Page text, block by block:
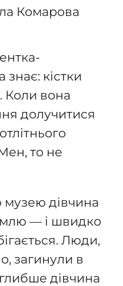
Комарова
кістки
Коли вона
долучитися
то не
музею дівчина
— і швидко
Люди,
загинули в
глибше дівчина